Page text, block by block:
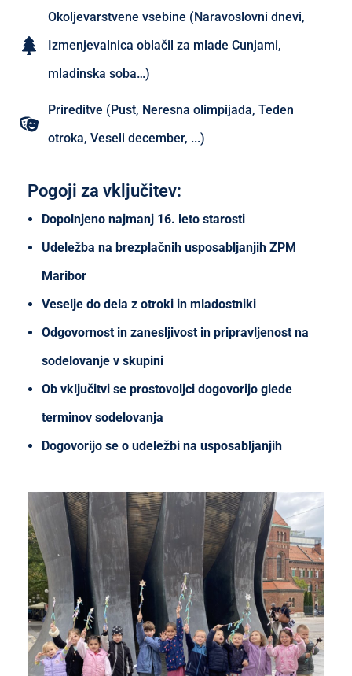
Okoljevarstvene vsebine (Naravoslovni dnevi,
Izmenjevalnica oblačil za mlade Cunjami,
mladinska soba…)
Prireditve (Pust, Neresna olimpijada, Teden
otroka, Veseli december, ...)
Pogoji za vključitev:
Dopolnjeno najmanj 16. leto starosti
Udeležba na brezplačnih usposabljanjih ZPM
Maribor
Veselje do dela z otroki in mladostniki
Odgovornost in zanesljivost in pripravljenost na
sodelovanje v skupini
Ob vključitvi se prostovoljci dogovorijo glede
terminov sodelovanja
Dogovorijo se o udeležbi na usposabljanjih